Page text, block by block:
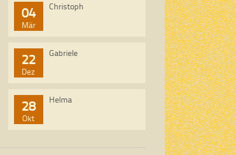
04
Mär
Christoph
22
Dez
Gabriele
28
Okt
Helma